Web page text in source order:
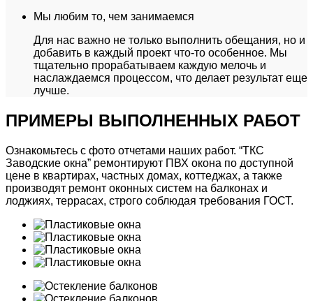
Мы любим то, чем занимаемся
Для нас важно не только выполнить обещания, но и
добавить в каждый проект что-то особенное. Мы
тщательно прорабатываем каждую мелочь и
наслаждаемся процессом, что делает результат еще
лучше.
ПРИМЕРЫ ВЫПОЛНЕННЫХ РАБОТ
Ознакомьтесь с фото отчетами наших работ. “ТКС
Заводские окна” ремонтируют ПВХ окона по доступной
цене в квартирах, частных домах, коттеджах, а также
производят ремонт оконных систем на балконах и
лоджиях, террасах, строго соблюдая требования ГОСТ.